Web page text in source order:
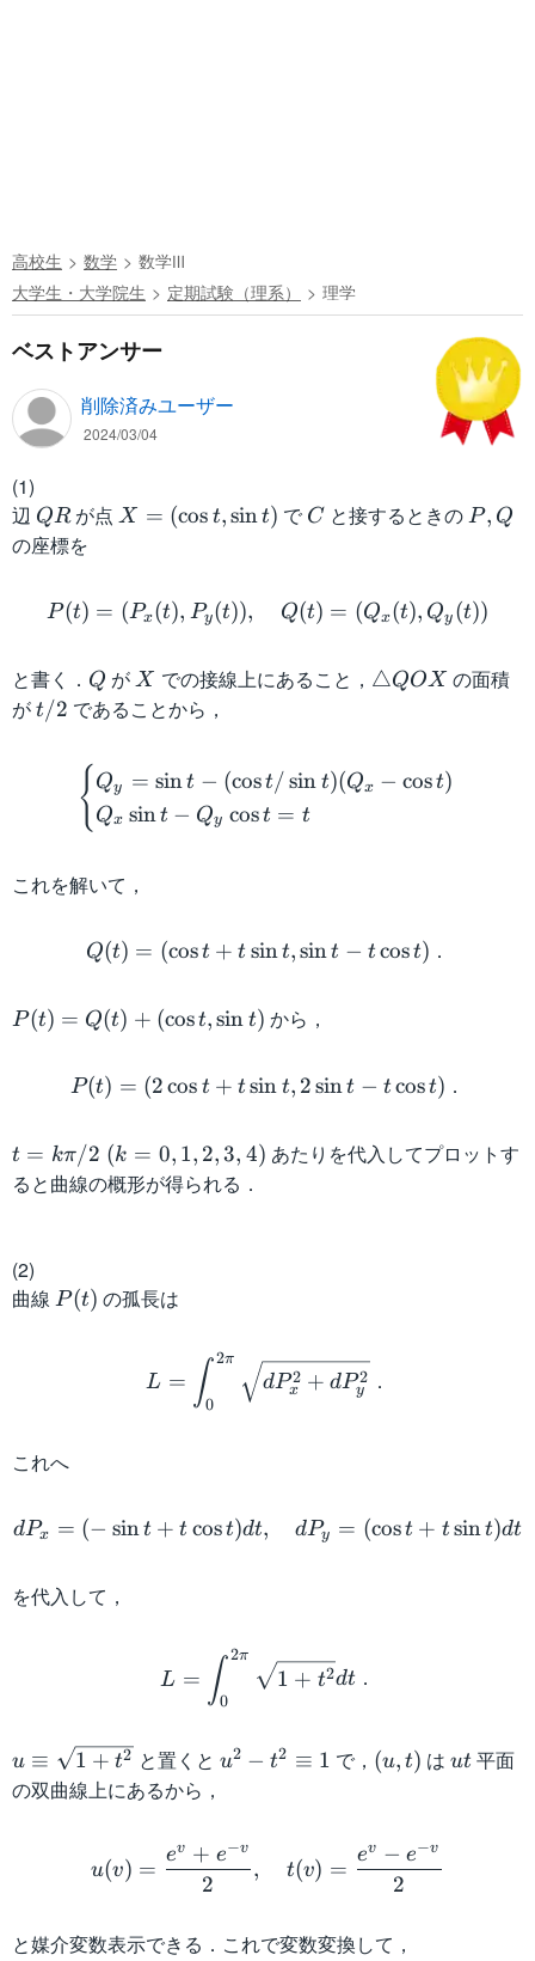
高校生 数学
数学Ⅲ
大学生・大学院生
定期試験（理系） 理学
ベストアンサー
削除済みユーザー
2024/03/04
(1)
辺 Q
R
QRが点X
\
c
s
t,
n
t)
X = (cos t,sint) で C
C と接するときのP
P, Q
の座標を
P(t) = (Px(t), Py(t)), Q(t) = (Qx(t), Qy (t))
と書く． Q
Q が X
X での接線上にあること， \
gl
△QOX の面積
がt
t/2 であることから，
{ Qy = sint − (cost/sin t)(Qx − cost)
Qx sint − Qy cost = t
これを解いて，
Q(t) = (cost + t sint,sint − tcost) ．
P
(t
)
\
c
n
P(t) = Q(t) + (cost, sin t) から，
P(t) = (2cos t + tsin t, 2sint − tcost) ．
t
=
p
i/
0,
3,
)
t = kπ/2 (k = 0, 1, 2, 3, 4) あたりを代入してプロットす
ると曲線の概形が得られる．
(2)
曲線 P
P(t) の孤長は
L = ∫0
2π
dPx
2 + dPy
2 ．
これへ
dPx = (− sint + t cost)dt, dPy = (cost + tsint)dt
を代入して，
L = ∫0
2π
1 + t2dt．
u
\
s
u ≡ 1 + t2 と置くと u
t
\
u2 − t2 ≡ 1 で， (
t
)
(u, t) はu
ut 平面
の双曲線上にあるから，
u(v) =
2
ev + e−v
, t(v) =
2
ev − e−v
と媒介変数表示できる．これで変数変換して，